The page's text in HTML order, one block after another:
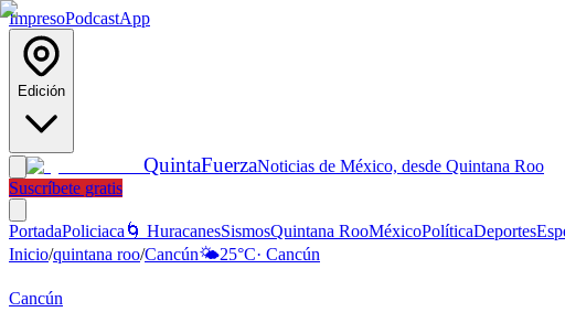
ImpresoPodcastApp
Edición
QuintaFuerzaNoticias de México, desde Quintana Roo
Suscríbete gratis
PortadaPoliciaca 🌀 HuracanesSismosQuintana RooMéxicoPolíticaDeportes
Inicio/quintana roo/Cancún🌤️25°C· Cancún
Cancún